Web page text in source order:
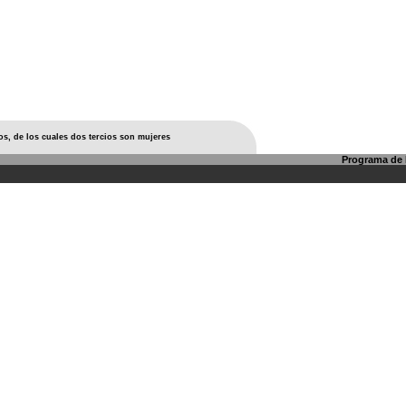
de los cuales dos tercios son mujeres
Programa de